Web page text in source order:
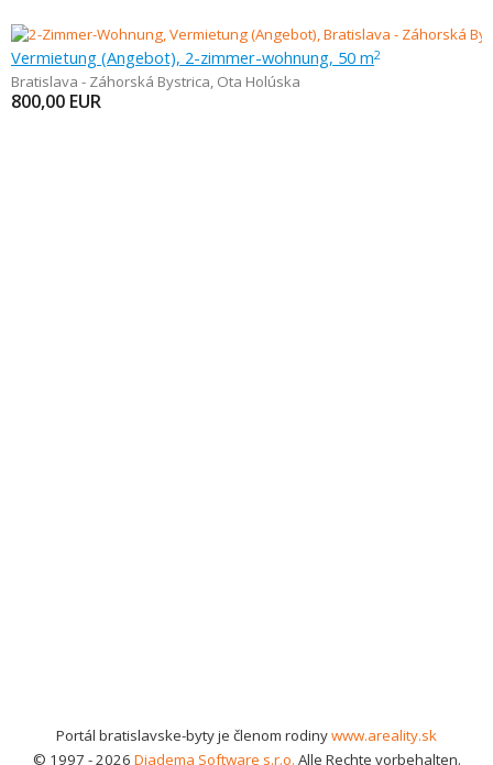
Vermietung (Angebot), 2-zimmer-wohnung, 50 m2
Bratislava - Záhorská Bystrica, Ota Holúska
800,00 EUR
Portál bratislavske-byty je členom rodinywww.areality.sk
© 1997 - 2026 Diadema Software s.r.o. Alle Rechte vorbehalten.